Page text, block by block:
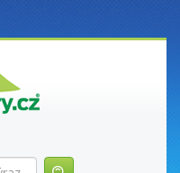
Zadejte